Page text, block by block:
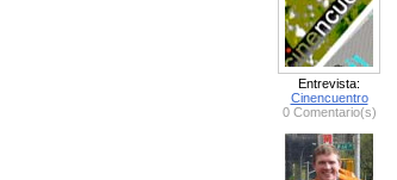
Entrevista:
Cinencuentro
0 Comentario(s)